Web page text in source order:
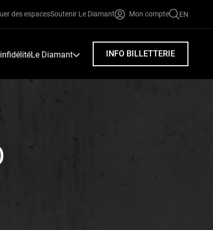
Le Diamant INFO BILLETTERIE
des espacesSoutenir Le Diamant Mon compte
FAIRE
UNE
EN